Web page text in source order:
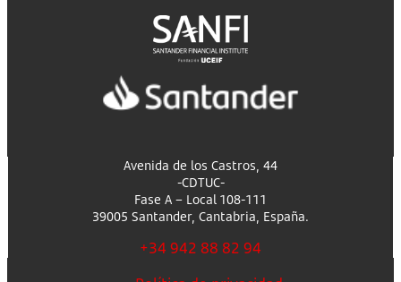
Avenida de los Castros, 44
-CDTUC-
Fase A – Local 108-111
39005 Santander, Cantabria, España.
+34 942 88 82 94